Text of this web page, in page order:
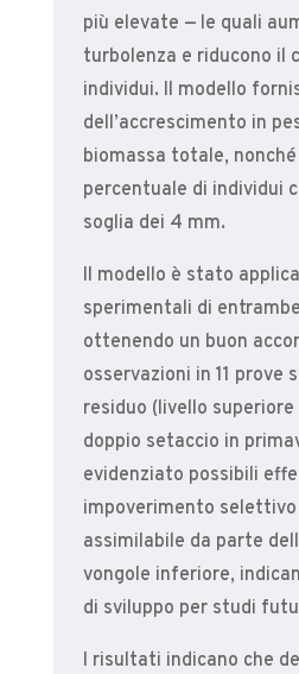
più elevate — le quali
turbolenza e riducono il
individui. Il modello
dell’accrescimento in
biomassa totale,
percentuale di individui
soglia dei 4 mm.
Il modello è stato
sperimentali di
ottenendo un buon
osservazioni in 11 prove
residuo (livello
doppio setaccio in
evidenziato possibili
impoverimento
assimilabile da parte
vongole inferiore,
di sviluppo per studi
I risultati indicano che